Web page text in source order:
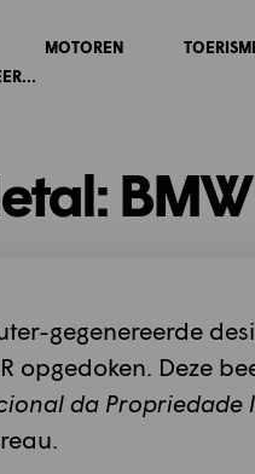
MOTOREN
gegenereerde
R opgedoken. Deze
da Propriedade